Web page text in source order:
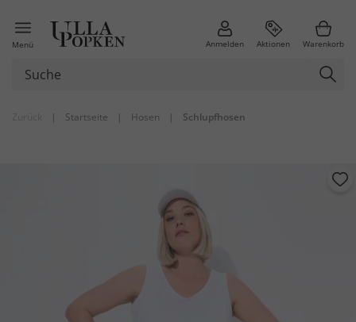
Menü Anmelden Aktionen Warenkorb
| Startseite | Hosen | Schlupfhosen